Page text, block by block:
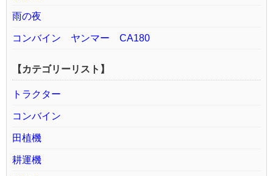
雨の夜
コンバイン ヤンマー CA180
【カテゴリーリスト】
トラクター
コンバイン
田植機
耕運機